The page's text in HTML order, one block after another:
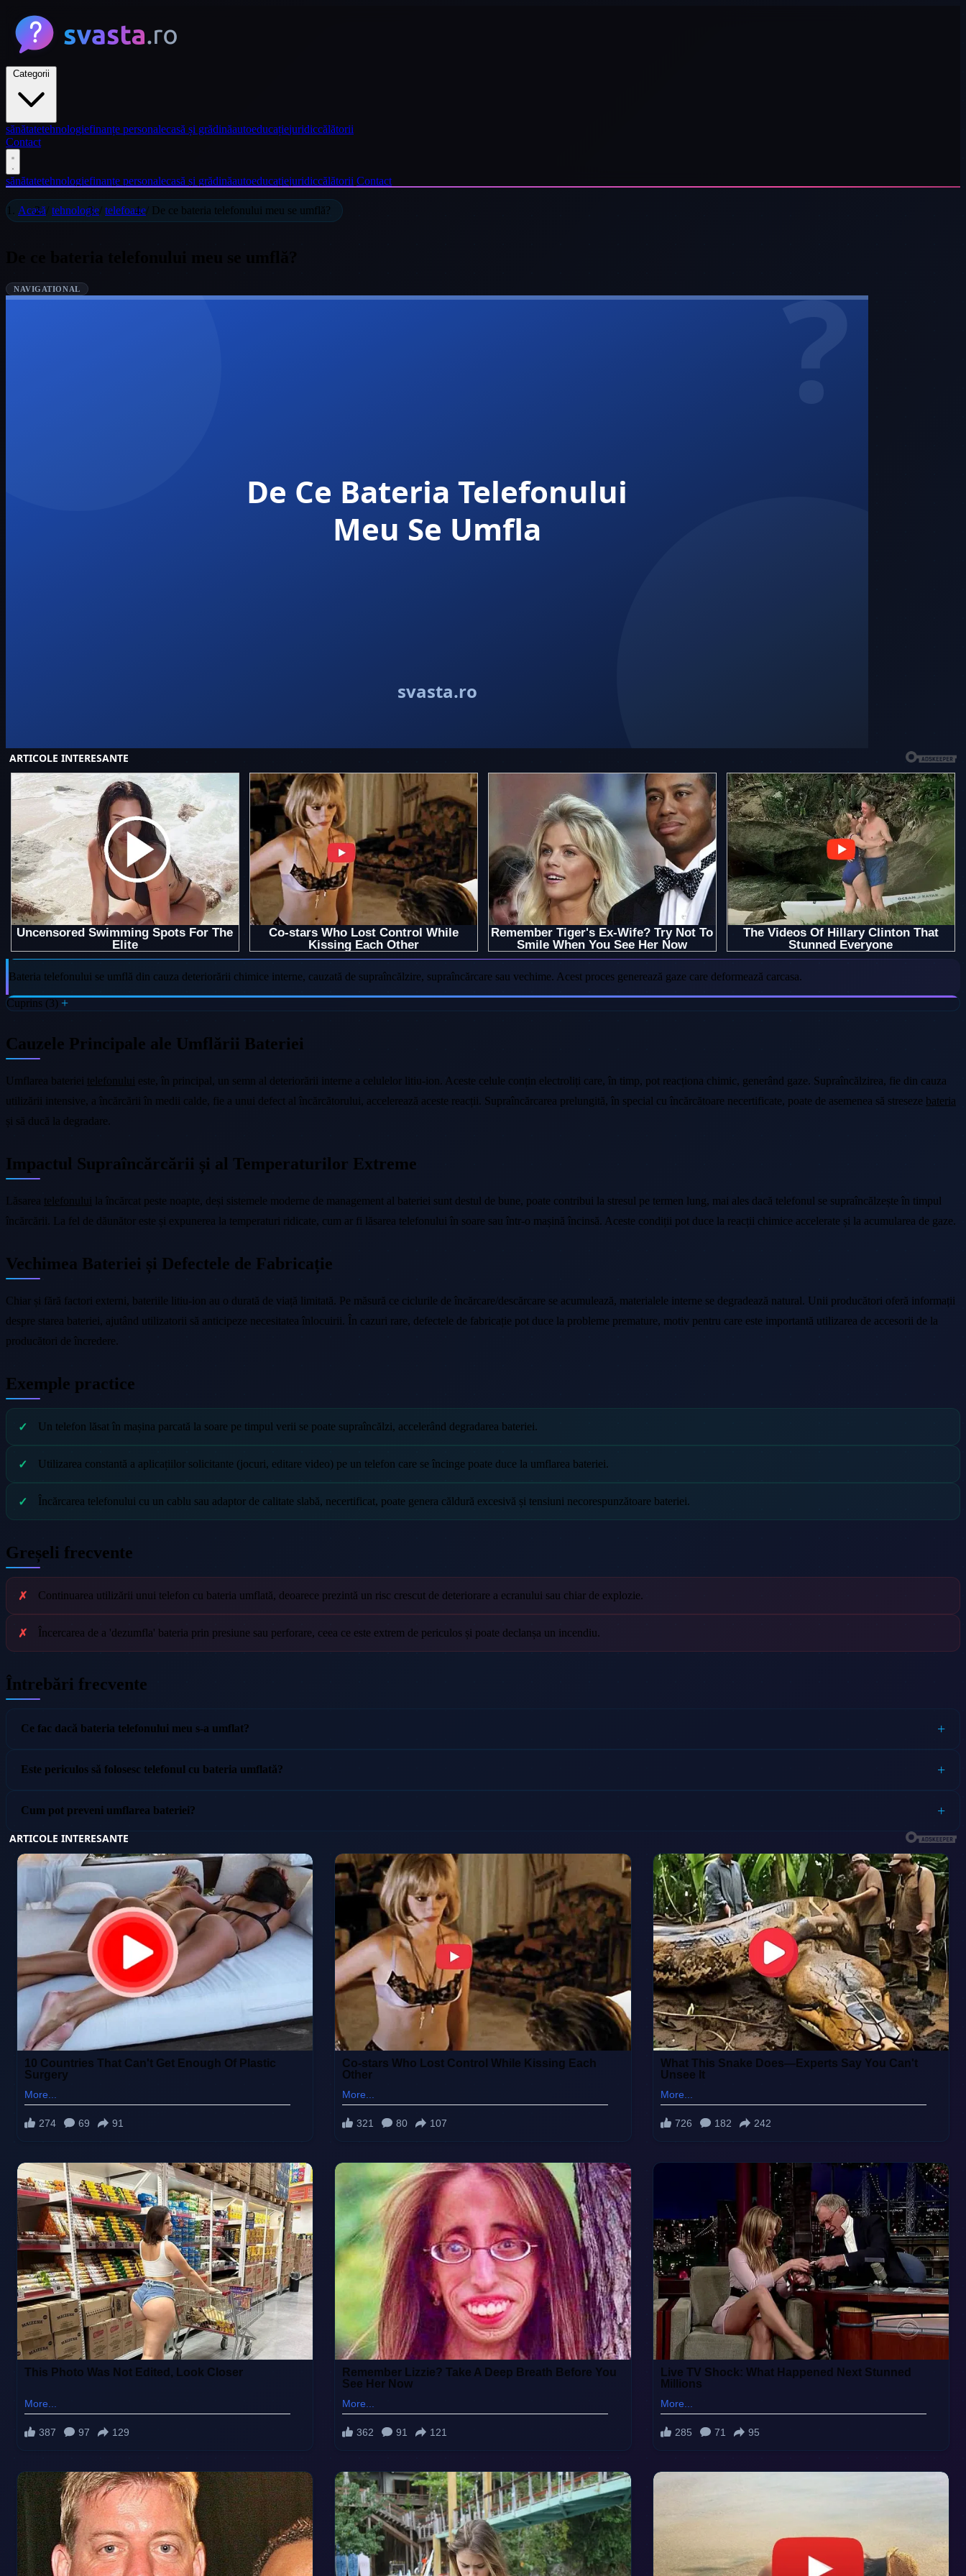
sănătatetehnologiefinanțe personalecasă și grădinăautoeducațiejuridiccălătorii
Contact
sănătatetehnologiefinanțe personalecasă și grădinăautoeducațiejuridiccălătorii Contact
Acasă/ tehnologie/ telefoane/ De ce bateria telefonului meu se umflă?
NAVIGATIONAL
Bateria telefonului se umflă din cauza deteriorării chimice interne, cauzată de supraîncălzire, supraîncărcare sau vechime. Acest proces generează gaze care deformează carcasa.
Cuprins (3)
Cauzele Principale ale Umflării Bateriei
Umflarea bateriei telefonului este, în principal, un semn al deteriorării interne a celulelor litiu-ion. Aceste celule conțin electroliți care, în timp, pot reacționa chimic, generând gaze. Supraîncălzirea, fie din cauza
utilizării intensive, a încărcării în medii calde, fie a unui defect al încărcătorului, accelerează aceste reacții. Supraîncărcarea prelungită, în special cu încărcătoare necertificate, poate de asemenea să streseze bateria
și să ducă la degradare.
Impactul Supraîncărcării și al Temperaturilor Extreme
Lăsarea telefonului la încărcat peste noapte, deși sistemele moderne de management al bateriei sunt destul de bune, poate contribui la stresul pe termen lung, mai ales dacă telefonul se supraîncălzește în timpul
încărcării. La fel de dăunător este și expunerea la temperaturi ridicate, cum ar fi lăsarea telefonului în soare sau într-o mașină încinsă. Aceste condiții pot duce la reacții chimice accelerate și la acumularea de gaze.
Vechimea Bateriei și Defectele de Fabricație
Chiar și fără factori externi, bateriile litiu-ion au o durată de viață limitată. Pe măsură ce ciclurile de încărcare/descărcare se acumulează, materialele interne se degradează natural. Unii producători oferă informații
despre starea bateriei, ajutând utilizatorii să anticipeze necesitatea înlocuirii. În cazuri rare, defectele de fabricație pot duce la probleme premature, motiv pentru care este importantă utilizarea de accesorii de la
producători de încredere.
Exemple practice
Un telefon lăsat în mașina parcată la soare pe timpul verii se poate supraîncălzi, accelerând degradarea bateriei.
Utilizarea constantă a aplicațiilor solicitante (jocuri, editare video) pe un telefon care se încinge poate duce la umflarea bateriei.
Încărcarea telefonului cu un cablu sau adaptor de calitate slabă, necertificat, poate genera căldură excesivă și tensiuni necorespunzătoare bateriei.
Greșeli frecvente
Continuarea utilizării unui telefon cu bateria umflată, deoarece prezintă un risc crescut de deteriorare a ecranului sau chiar de explozie.
Încercarea de a 'dezumfla' bateria prin presiune sau perforare, ceea ce este extrem de periculos și poate declanșa un incendiu.
Întrebări frecvente
Ce fac dacă bateria telefonului meu s-a umflat?
Este periculos să folosesc telefonul cu bateria umflată?
Cum pot preveni umflarea bateriei?